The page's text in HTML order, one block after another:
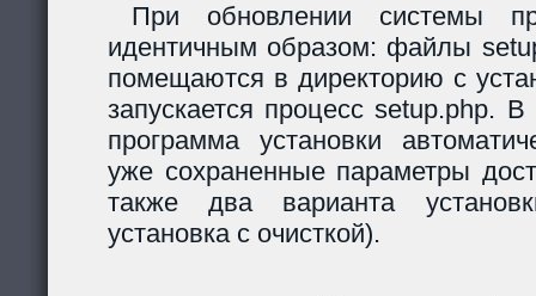
При обновлении системы
идентичным образом: файлы
помещаются в директорию с
запускается процесс setup.php.
программа установки
уже сохраненные параметры
также два варианта
установка с очисткой).